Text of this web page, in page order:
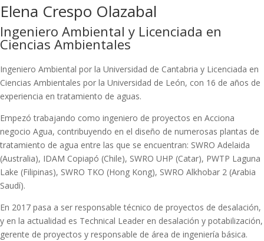
Elena Crespo Olazabal
Ingeniero Ambiental y Licenciada en
Ciencias Ambientales
Ingeniero Ambiental por la Universidad de Cantabria y Licenciada en
Ciencias Ambientales por la Universidad de León, con 16 de años de
experiencia en tratamiento de aguas.
Empezó trabajando como ingeniero de proyectos en Acciona
negocio Agua, contribuyendo en el diseño de numerosas plantas de
tratamiento de agua entre las que se encuentran: SWRO Adelaida
(Australia), IDAM Copiapó (Chile), SWRO UHP (Catar), PWTP Laguna
Lake (Filipinas), SWRO TKO (Hong Kong), SWRO Alkhobar 2 (Arabia
Saudí).
En 2017 pasa a ser responsable técnico de proyectos de desalación,
y en la actualidad es Technical Leader en desalación y potabilización,
gerente de proyectos y responsable de área de ingeniería básica.